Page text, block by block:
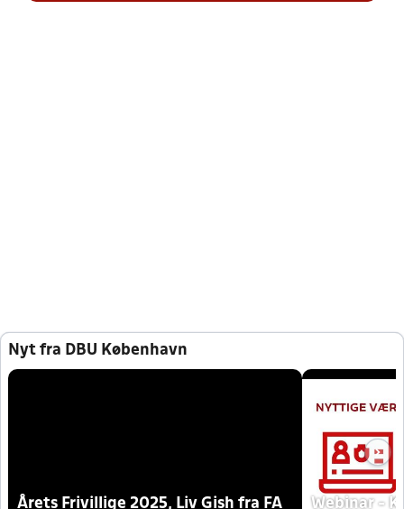
Nyt fra DBU København
Årets Frivillige 2025, Liv Gish fra FA
Webinar -